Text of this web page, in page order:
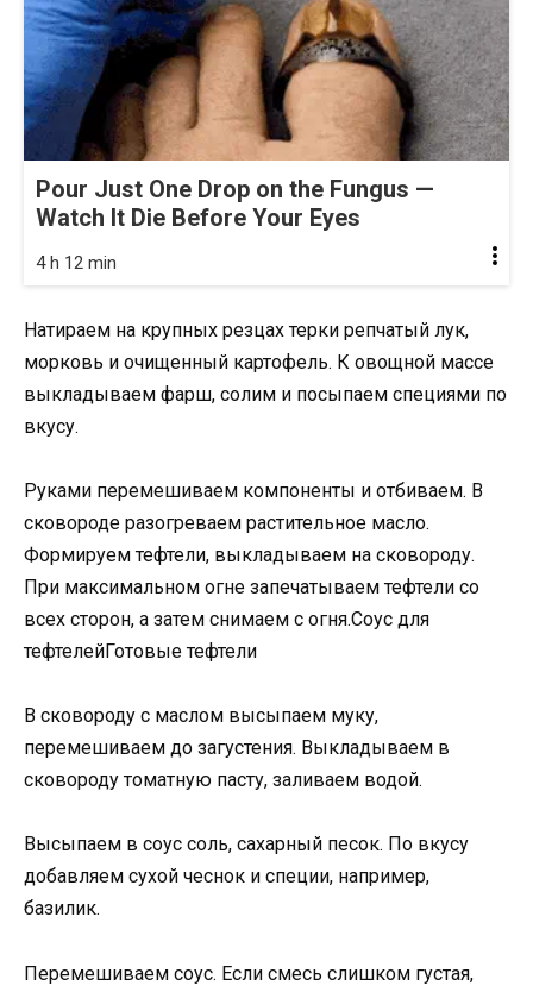
Pour Just One Drop on the Fungus —
Watch It Die Before Your Eyes
4 h 12 min
Натираем на крупных резцах терки репчатый лук,
морковь и очищенный картофель. К овощной массе
выкладываем фарш, солим и посыпаем специями по
вкусу.
Руками перемешиваем компоненты и отбиваем. В
сковороде разогреваем растительное масло.
Формируем тефтели, выкладываем на сковороду.
При максимальном огне запечатываем тефтели со
всех сторон, а затем снимаем с огня.Соус для
тефтелейГотовые тефтели
В сковороду с маслом высыпаем муку,
перемешиваем до загустения. Выкладываем в
сковороду томатную пасту, заливаем водой.
Высыпаем в соус соль, сахарный песок. По вкусу
добавляем сухой чеснок и специи, например,
базилик.
Перемешиваем соус. Если смесь слишком густая,